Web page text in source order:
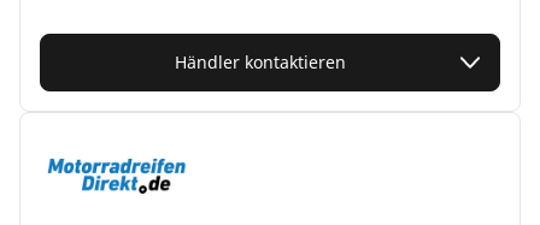
Händler kontaktieren